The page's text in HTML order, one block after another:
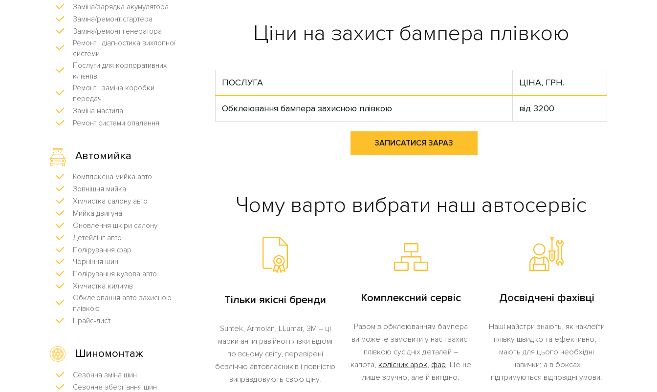
Заміна/зарядка акумулятора
Заміна/ремонт стартера
Заміна/ремонт генератора
Ремонт і діагностика вихлопної
системи
Послуги для корпоративних
клієнтів
Ремонт і заміна коробки
передач
Заміна мастила
Ремонт системи опалення
Автомийка
Комплексна мийка авто
Зовнішня мийка
Хімчистка салону авто
Мийка двигуна
Оновлення шкіри салону
Детейлінг авто
Полірування фар
Чорніння шин
Полірування кузова авто
Хімчистка килимів
Обклеювання авто захисною
плівкою
Прайс-лист
Шиномонтаж
Сезонна зміна шин
Сезонне зберігання шин
Ціни на захист бампера плівкою
ПОСЛУГА ЦІНА, ГРН.
Обклеювання бампера захисною плівкою від 3200
ЗАПИСАТИСЯ ЗАРАЗ
Чому варто вибрати наш автосервіс
Тільки якісні бренди
Suntek, Armolan, LLumar, 3M – ці
марки антигравійної плівки відомі
по всьому світу, перевірені
безліччю автовласників і повністю
виправдовують свою ціну.
Комплексний сервіс
Разом з обклеюванням бампера
ви можете замовити у нас і захист
плівкою сусідніх деталей –
капота, колісних арок, фар. Це не
лише зручно, але й вигідно.
Досвідчені фахівці
Наші майстри знають, як наклеїти
плівку швидко та ефективно, і
мають для цього необхідні
навички; а в боксах
підтримуються відповідні умови.